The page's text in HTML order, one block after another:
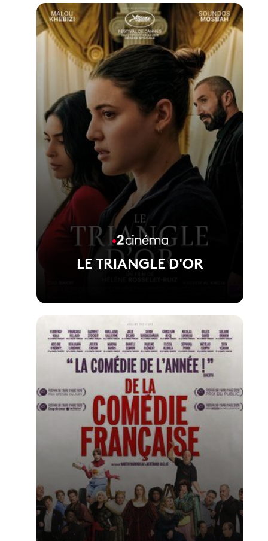
LE TRIANGLE D'OR
1er film d'Hélène Rosselet-ruiz
Voir la fiche du film